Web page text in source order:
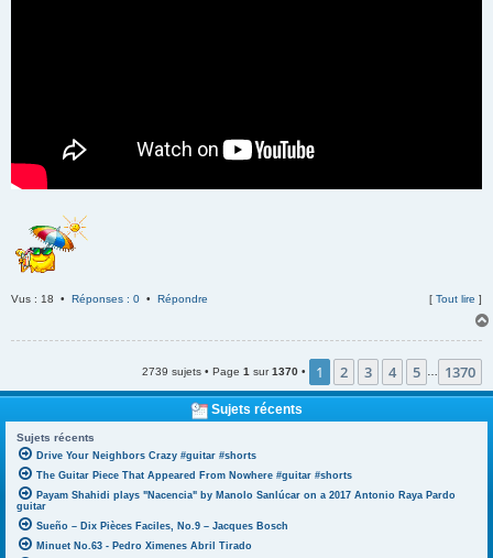
Vus : 18 • Réponses : 0 • Répondre [ Tout lire ]
2739 sujets • Page 1 sur1370 • 1 2 3 4 5 1370
Sujets récents
Sujets récents
Drive Your Neighbors Crazy #guitar #shorts
The Guitar Piece That Appeared From Nowhere #guitar #shorts
Payam Shahidi plays "Nacencia" by Manolo Sanlúcar on a 2017 Antonio Raya Pardo
guitar
Sueño – Dix Pièces Faciles, No.9 – Jacques Bosch
Minuet No.63 - Pedro Ximenes Abril Tirado